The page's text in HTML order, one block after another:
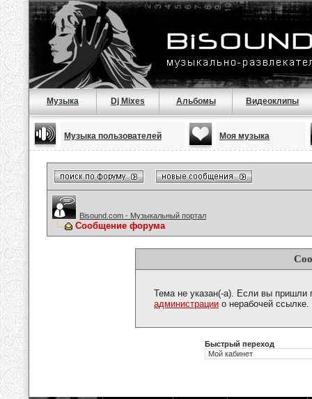
Музыка Dj Mixes Альбомы Видеоклипы
Музыка пользователей Моя музыка
Bisound.com - Музыкальный портал
Сообщение форума
Тема не указан(-а). Если вы пришли
администрации о нерабочей ссылке.
Быстрый переход